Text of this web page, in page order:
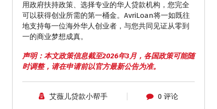
用政府扶持政策、选择专业的华人贷款机构，您完全
可以获得创业所需的第一桶金。AvriLoan将一如既往
地支持每一位海外华人创业者，与您共同见证从零到
一的商业梦想成真。
声明：本文政策信息截至2026年3月，各国政策可能随
时调整，请在申请前以官方最新公告为准。
艾薇儿贷款小帮手 0 评论